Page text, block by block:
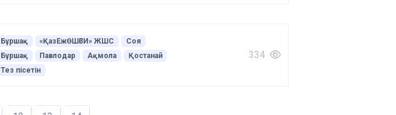
Бұршақ «ҚазЕжӨШҒЗИ» ЖШС
Соя
Бұршақ
Павлодар Ақмола
Қостанай
Тез пісетін
334